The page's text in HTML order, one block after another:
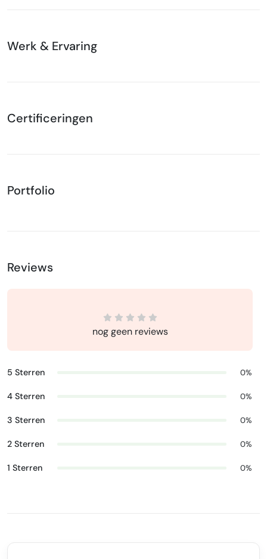
Werk & Ervaring
Certificeringen
Portfolio
Reviews
nog geen reviews
5 Sterren 0%
4 Sterren 0%
3 Sterren 0%
2 Sterren 0%
1 Sterren 0%